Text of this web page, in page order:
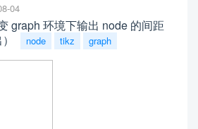
04
graph 环境下输出 node 的间距
node tikz graph